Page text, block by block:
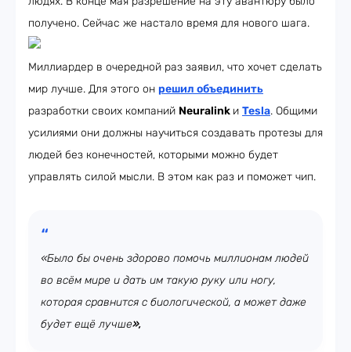
получено. Сейчас же настало время для нового шага.
Миллиардер в очередной раз заявил, что хочет сделать
мир лучше. Для этого он решил объединить
разработки своих компаний Neuralink и Tesla. Общими
усилиями они должны научиться создавать протезы для
людей без конечностей, которыми можно будет
управлять силой мысли. В этом как раз и поможет чип.
«Было бы очень здорово помочь миллионам людей
во всём мире и дать им такую руку или ногу,
которая сравнится с биологической, а может даже
будет ещё лучше»,